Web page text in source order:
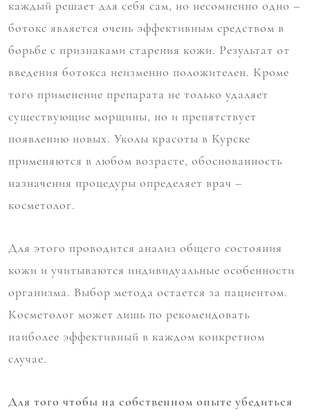
каждый решает для себя сам, но несомненно одно –
ботокс является очень эффективным средством в
борьбе с признаками старения кожи. Результат от
введения ботокса неизменно положителен. Кроме
того применение препарата не только удаляет
существующие морщины, но и препятствует
появлению новых. Уколы красоты в Курске
применяются в любом возрасте, обоснованность
назначения процедуры определяет врач –
косметолог.
Для этого проводится анализ общего состояния
кожи и учитываются индивидуальные особенности
организма. Выбор метода остается за пациентом.
Косметолог может лишь по рекомендовать
наиболее эффективный в каждом конкретном
случае.
Для того чтобы на собственном опыте убедиться